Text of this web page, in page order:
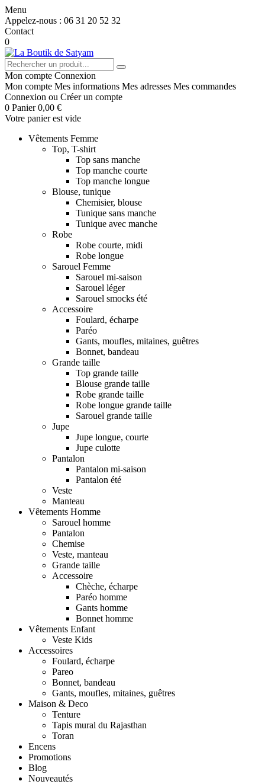
Menu
Appelez-nous : 06 31 20 52 32
Contact
0
Mon compte Connexion
Mon compte Mes informations Mes adresses Mes commandes
Connexion ou Créer un compte
0 Panier 0,00 €
Votre panier est vide
Vêtements Femme
Top, T-shirt
Top sans manche
Top manche courte
Top manche longue
Blouse, tunique
Chemisier, blouse
Tunique sans manche
Tunique avec manche
Robe
Robe courte, midi
Robe longue
Sarouel Femme
Sarouel mi-saison
Sarouel léger
Sarouel smocks été
Accessoire
Foulard, écharpe
Paréo
Gants, moufles, mitaines, guêtres
Bonnet, bandeau
Grande taille
Top grande taille
Blouse grande taille
Robe grande taille
Robe longue grande taille
Sarouel grande taille
Jupe
Jupe longue, courte
Jupe culotte
Pantalon
Pantalon mi-saison
Pantalon été
Veste
Manteau
Vêtements Homme
Sarouel homme
Pantalon
Chemise
Veste, manteau
Grande taille
Accessoire
Chèche, écharpe
Paréo homme
Gants homme
Bonnet homme
Vêtements Enfant
Veste Kids
Accessoires
Foulard, écharpe
Pareo
Bonnet, bandeau
Gants, moufles, mitaines, guêtres
Maison & Deco
Tenture
Tapis mural du Rajasthan
Toran
Encens
Promotions
Blog
Nouveautés